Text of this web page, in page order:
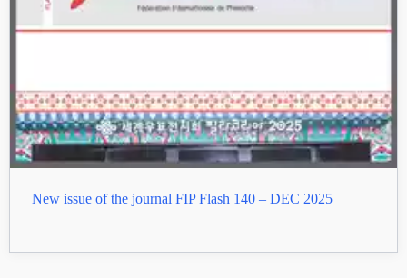
New issue of the journal FIP Flash 140 – DEC 2025